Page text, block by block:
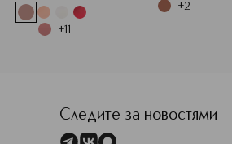
+11
+2
Следите за новостями